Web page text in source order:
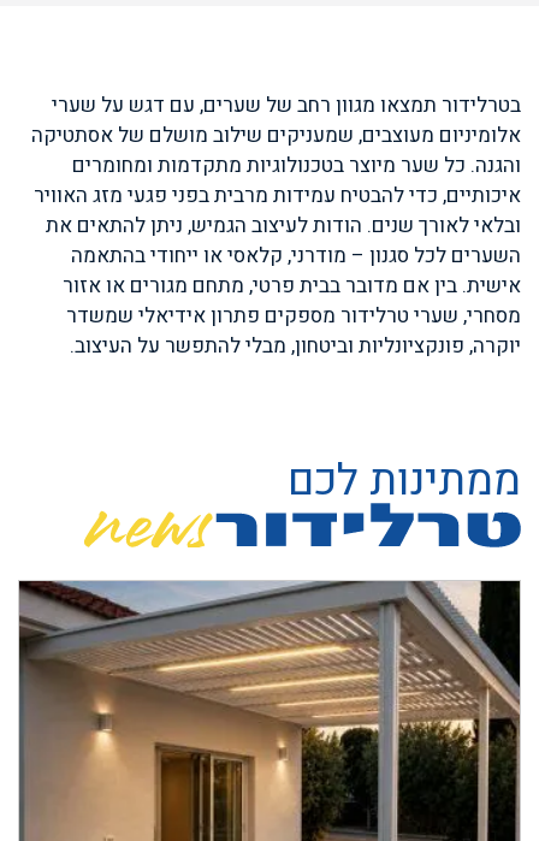
בטרלידור תמצאו מגוון רחב של שערים, עם דגש על שערי
אלומיניום מעוצבים, שמעניקים שילוב מושלם של אסתטיקה
והגנה. כל שער מיוצר בטכנולוגיות מתקדמות ומחומרים
איכותיים, כדי להבטיח עמידות מרבית בפני פגעי מזג האוויר
ובלאי לאורך שנים. הודות לעיצוב הגמיש, ניתן להתאים את
השערים לכל סגנון – מודרני, קלאסי או ייחודי בהתאמה
אישית. בין אם מדובר בבית פרטי, מתחם מגורים או אזור
מסחרי, שערי טרלידור מספקים פתרון אידיאלי שמשדר
יוקרה, פונקציונליות וביטחון, מבלי להתפשר על העיצוב.
ממתינות לכם